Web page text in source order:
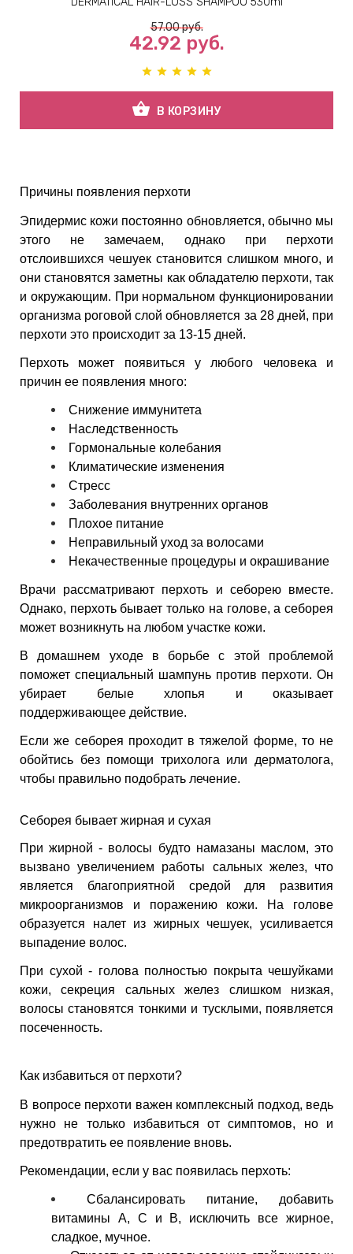
57.00руб.
42.92 руб.
shopping_basket В КОРЗИНУ
Причины появления перхоти
Эпидермис кожи постоянно обновляется, обычно мы
этого не замечаем, однако при перхоти
отслоившихся чешуек становится слишком много, и
они становятся заметны как обладателю перхоти, так
и окружающим. При нормальном функционировании
организма роговой слой обновляется за 28 дней, при
перхоти это происходит за 13-15 дней.
Перхоть может появиться у любого человека и
причин ее появления много:
Снижение иммунитета
Наследственность
Гормональные колебания
Климатические изменения
Стресс
Заболевания внутренних органов
Плохое питание
Неправильный уход за волосами
Некачественные процедуры и окрашивание
Врачи рассматривают перхоть и себорею вместе.
Однако, перхоть бывает только на голове, а себорея
может возникнуть на любом участке кожи.
В домашнем уходе в борьбе с этой проблемой
поможет специальный шампунь против перхоти. Он
убирает белые хлопья и оказывает
поддерживающее действие.
Если же себорея проходит в тяжелой форме, то не
обойтись без помощи трихолога или дерматолога,
чтобы правильно подобрать лечение.
Себорея бывает жирная и сухая
При жирной - волосы будто намазаны маслом, это
вызвано увеличением работы сальных желез, что
является благоприятной средой для развития
микроорганизмов и поражению кожи. На голове
образуется налет из жирных чешуек, усиливается
выпадение волос.
При сухой - голова полностью покрыта чешуйками
кожи, секреция сальных желез слишком низкая,
волосы становятся тонкими и тусклыми, появляется
посеченность.
Как избавиться от перхоти?
В вопросе перхоти важен комплексный подход, ведь
нужно не только избавиться от симптомов, но и
предотвратить ее появление вновь.
Рекомендации, если у вас появилась перхоть:
Сбалансировать питание, добавить
витамины А, С и В, исключить все жирное,
сладкое, мучное.